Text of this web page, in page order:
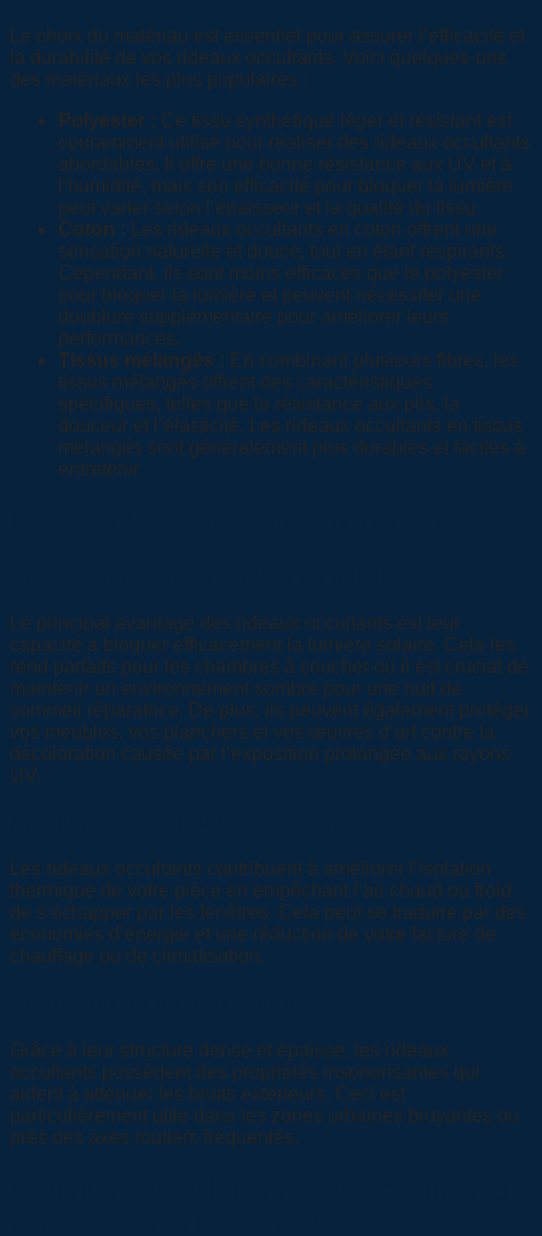
Le choix du matériau est essentiel pour assurer l’efficacité et
la durabilité de vos rideaux occultants. Voici quelques-uns
des matériaux les plus populaires :
Polyester : Ce tissu synthétique léger et résistant est
couramment utilisé pour réaliser des rideaux occultants
abordables. Il offre une bonne résistance aux UV et à
l’humidité, mais son efficacité pour bloquer la lumière
peut varier selon l’épaisseur et la qualité du tissu.
Coton :
Les rideaux occultants en coton offrent une
sensation naturelle et douce, tout en étant respirants.
Cependant, ils sont moins efficaces que le polyester
pour bloquer la lumière et peuvent nécessiter une
doublure supplémentaire pour améliorer leurs
performances.
Tissus mélangés : En combinant plusieurs fibres, les
tissus mélangés offrent des caractéristiques
spécifiques, telles que la résistance aux plis, la
douceur et l’élasticité. Les rideaux occultants en tissus
mélangés sont généralement plus durables et faciles à
entretenir.
Le principal avantage des rideaux occultants est leur
capacité à bloquer efficacement la lumière solaire. Cela les
rend parfaits pour les chambres à coucher où il est crucial de
maintenir un environnement sombre pour une nuit de
sommeil réparatrice. De plus, ils peuvent également protéger
vos meubles, vos planchers et vos œuvres d’art contre la
décoloration causée par l’exposition prolongée aux rayons
UV.
Les rideaux occultants contribuent à améliorer l’isolation
thermique de votre pièce en empêchant l’air chaud ou froid
de s’échapper par les fenêtres. Cela peut se traduire par des
économies d’énergie et une réduction de votre facture de
chauffage ou de climatisation.
Grâce à leur structure dense et épaisse, les rideaux
occultants possèdent des propriétés insonorisantes qui
aident à atténuer les bruits extérieurs. Ceci est
particulièrement utile dans les zones urbaines bruyantes ou
près des axes routiers fréquentés.